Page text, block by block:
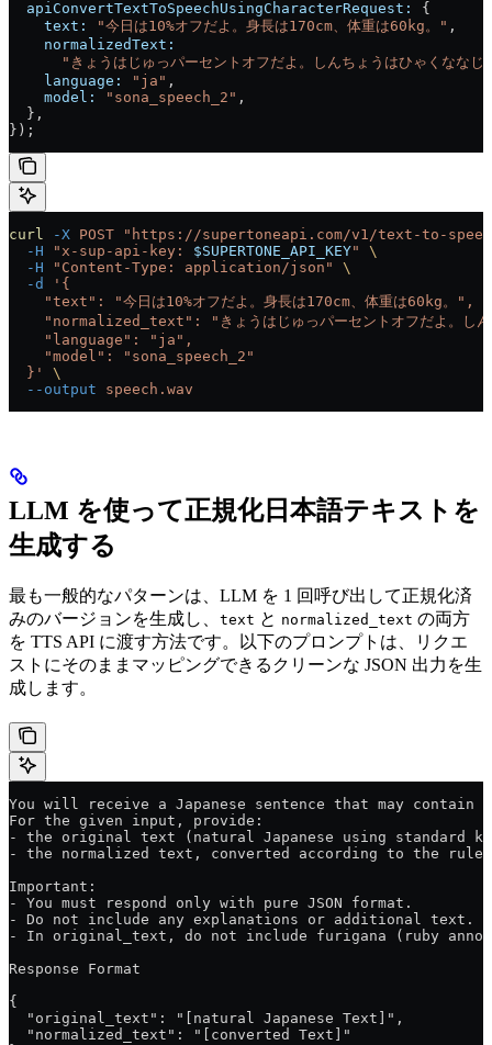
  apiConvertTextToSpeechUsingCharacterRequest:
{
    text:
"今日は10%オフだよ。身長は170cm、体重は60kg。" ,
    normalizedText:
"きょうはじゅっパーセントオフだよ。しんちょうはひゃくなな
    language:
"ja" ,
    model:
"sona_speech_2" ,
  },
});
curl -X POST "https://supertoneapi.com/v1/text-to-speech/
  -H
"x-sup-api-key: $SUPERTONE_API_KEY"
\
  -H
"Content-Type: application/json"
\
  -d
'{
    "text": "今日は10%オフだよ。身長は170cm、体重は60kg。",
"normalized_text": "きょうはじゅっパーセントオフだよ。しん
    "language": "ja",
    "model": "sona_speech_2"
  }'
\
  --output
speech.wav
LLM を使って正規化日本語テキストを
生成する
最も一般的なパターンは、LLM を 1 回呼び出して正規化済
みのバージョンを生成し、 text と normalized_text の両方
を TTS API に渡す方法です。以下のプロンプトは、リクエ
ストにそのままマッピングできるクリーンな JSON 出力を生
成します。
You will receive a Japanese sentence that may contain
For the given input, provide:
- the original text (natural Japanese using standard
- the normalized text, converted according to the
Important:
- You must respond only with pure JSON format.
- Do not include any explanations or additional text.
- In original_text, do not include furigana (ruby
Response Format
{
  "original_text": "[natural Japanese Text]",
  "normalized_text": "[converted Text]"